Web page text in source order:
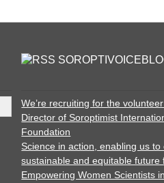
We’re recruiting for the
Director of Soroptimist
Foundation
Science in action, enabling us to
sustainable and equitable future
Empowering Women Scientists in